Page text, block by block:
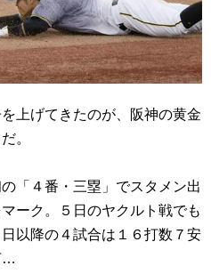
上げてきたのが、阪神の黄金
。
「４番・三塁」でスタメン出
ーク。５日のヤクルト戦でも
以降の４試合は１６打数７安
…